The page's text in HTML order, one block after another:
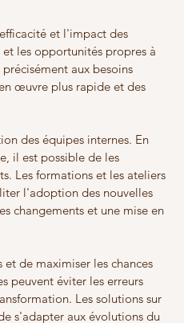
et l'impact des
les opportunités propres à
aux besoins
œuvre plus rapide et des
des équipes internes. En
il est possible de les
Les formations et les ateliers
l'adoption des nouvelles
changements et une mise en
de maximiser les chances
peuvent éviter les erreurs
Les solutions sur
s'adapter aux évolutions du